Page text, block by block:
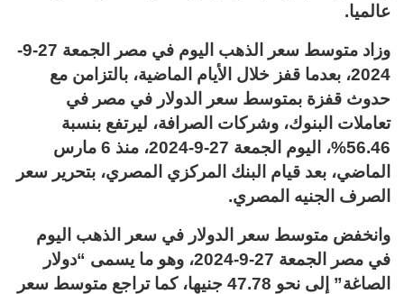
عالميا.
وزاد متوسط سعر الذهب اليوم في مصر الجمعة 27-9-
2024، بعدما قفز خلال الأيام الماضية، بالتزامن مع
حدوث قفزة بمتوسط سعر الدولار في مصر في
تعاملات البنوك، وشركات الصرافة، ليرتفع بنسبة
56.46%، اليوم الجمعة 27-9-2024، منذ 6 مارس
الماضي، بعد قيام البنك المركزي المصري، بتحرير سعر
الصرف الجنيه المصري.
وانخفض متوسط سعر الدولار في سعر الذهب اليوم
في مصر الجمعة 27-9-2024، وهو ما يسمى “دولار
الصاغة” إلى نحو 47.78 جنيها، كما تراجع متوسط سعر